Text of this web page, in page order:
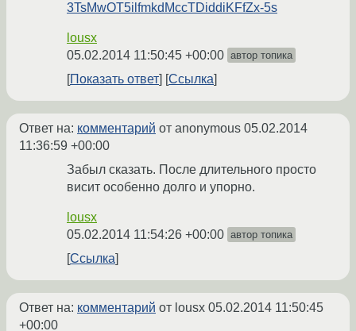
3TsMwOT5ilfmkdMccTDiddiKFfZx-5s
lousx
05.02.2014 11:50:45 +00:00 автор топика
Показать ответ Ссылка
Ответ на: комментарий от anonymous 05.02.2014
11:36:59 +00:00
Забыл сказать. После длительного просто
висит особенно долго и упорно.
lousx
05.02.2014 11:54:26 +00:00 автор топика
Ссылка
Ответ на: комментарий от lousx 05.02.2014 11:50:45
+00:00